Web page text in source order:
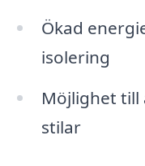
Ökad
isolering
Möjlighet till
stilar